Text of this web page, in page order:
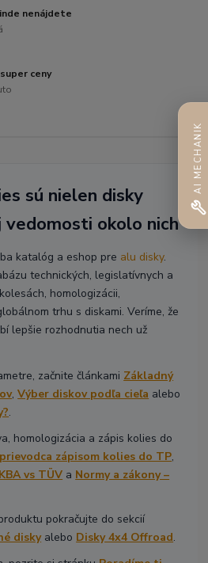
nenájdete
ceny
sú nielen disky
vedomosti okolo nich
katalóg a eshop pre alu disky.
technických, legislatívnych a
homologizácii,
trhu s diskami. Veríme, že
lepšie rozhodnutia nech už
začnite článkami Základný
,Výber diskov podľa cieľa alebo
.
homologizácia a zápis kolies do
zápisom kolies do TP,
KBA vs TÜV a Normy a zákony –
pokračujte do sekcií
diskyalebo Disky 4x4 Offroad.
AI MECHANIK